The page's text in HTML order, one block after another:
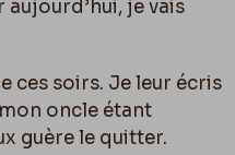
aujourd’hui, je vais
ces soirs. Je leur écris
oncle étant
guère le quitter.